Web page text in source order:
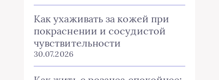
Как ухаживать за кожей при
покраснении и сосудистой
чувствительности
30.07.2026